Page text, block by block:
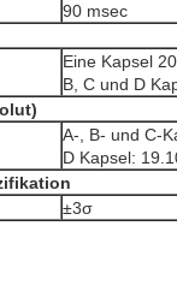
90 msec
Eine Kapsel
B, C und D
A-, B- und C-
D Kapsel:
±3σ